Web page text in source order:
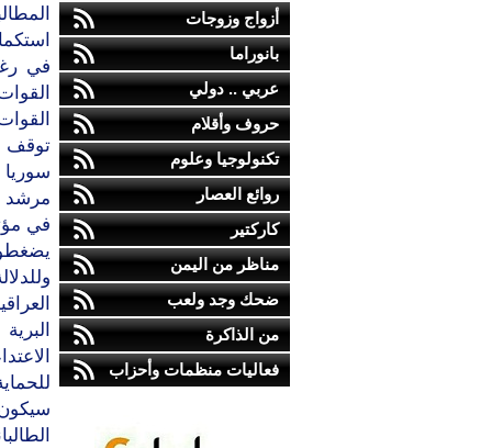
أزواج وزوجات
بانوراما
عربي .. دولي
حروف وأقلام
تكنولوجيا وعلوم
روائع العصار
كاركتير
مناظر من اليمن
ضحك وجد ولعب
من الذاكرة
فعاليات منظمات وأحزاب
في
توقف
مرشد
في